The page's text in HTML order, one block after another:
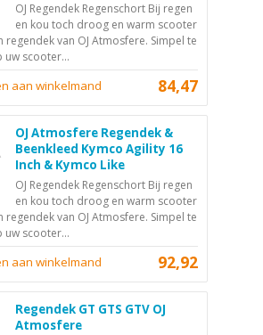
OJ Regendek Regenschort Bij regen
en kou toch droog en warm scooter
regendek van OJ Atmosfere. Simpel te
uw scooter...
84,47
aan winkelmand
OJ Atmosfere Regendek &
Beenkleed Kymco Agility 16
Inch & Kymco Like
OJ Regendek Regenschort Bij regen
en kou toch droog en warm scooter
regendek van OJ Atmosfere. Simpel te
uw scooter...
92,92
aan winkelmand
Regendek GT GTS GTV OJ
Atmosfere